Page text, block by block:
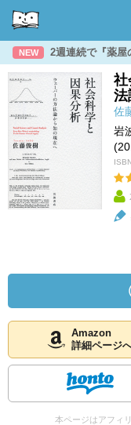
NEW 2週連続で『薬屋
社
法
佐
岩
Amazon
詳細ページ
本ページはアフィ